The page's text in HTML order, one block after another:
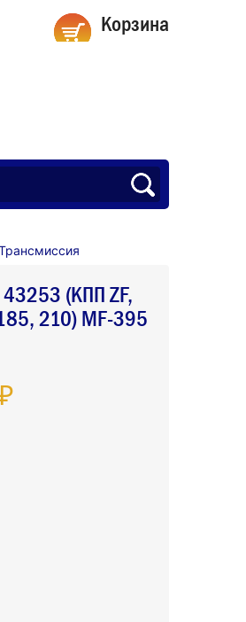
Корзина
(КПП ZF,
210) MF-395